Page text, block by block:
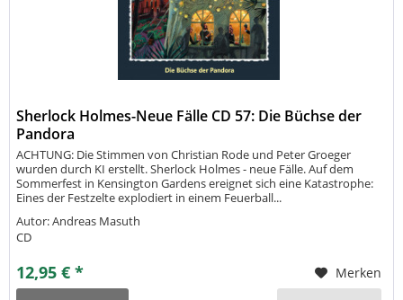
Sherlock Holmes-Neue Fälle CD 57: Die Büchse der
Pandora
ACHTUNG: Die Stimmen von Christian Rode und Peter Groeger
wurden durch KI erstellt. Sherlock Holmes - neue Fälle. Auf dem
Sommerfest in Kensington Gardens ereignet sich eine Katastrophe:
Eines der Festzelte explodiert in einem Feuerball...
Autor: Andreas Masuth
CD
12,95 € *
Merken